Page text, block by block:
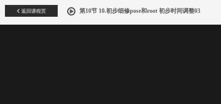
返回课程页 第10节 10.初步细修pose和root 初步时间调整03